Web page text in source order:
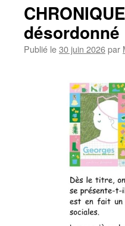
désordonné
Publié le30 juin 2026par